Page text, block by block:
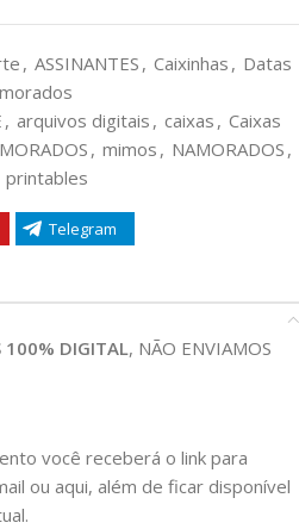
, ASSINANTES , Caixinhas , Datas
, arquivos digitais , caixas , Caixas
, mimos , NAMORADOS ,
printables
Telegram
100% DIGITAL, NÃO ENVIAMOS
você receberá o link para
ou aqui, além de ficar disponível